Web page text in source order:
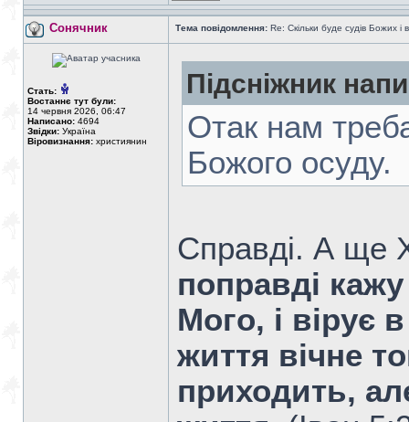
Сонячник Тема повідомлення: Re: Скільки буде судів Божих і
Стать:
Востаннє тут були:
14 червня 2026, 06:47
Написано: 4694
Звідки: Україна
Віровизнання: християнин
Підсніжник
Отак нам
Божого осуду.
Справді. А ще
поправді
Мого, і вірує
життя вічне
приходить,